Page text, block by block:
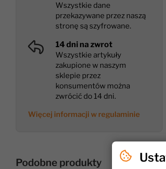
Wszystkie dane
przekazywane przez naszą
stronę są szyfrowane.
14 dni na zwrot
Wszystkie artykuły
zakupione w naszym
sklepie przez
konsumentów można
zwrócić do 14 dni.
Więcej informacji w regulaminie
Podobne produkty